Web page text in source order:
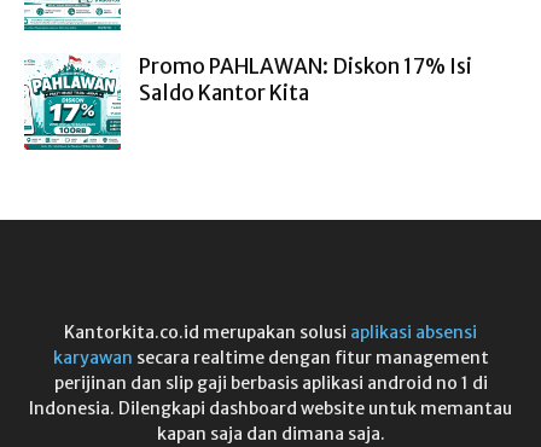
Promo PAHLAWAN: Diskon 17% Isi
Saldo Kantor Kita
Kantorkita.co.id merupakan solusi aplikasi absensi
karyawan secara realtime dengan fitur management
perijinan dan slip gaji berbasis aplikasi android no 1 di
Indonesia. Dilengkapi dashboard website untuk memantau
kapan saja dan dimana saja.